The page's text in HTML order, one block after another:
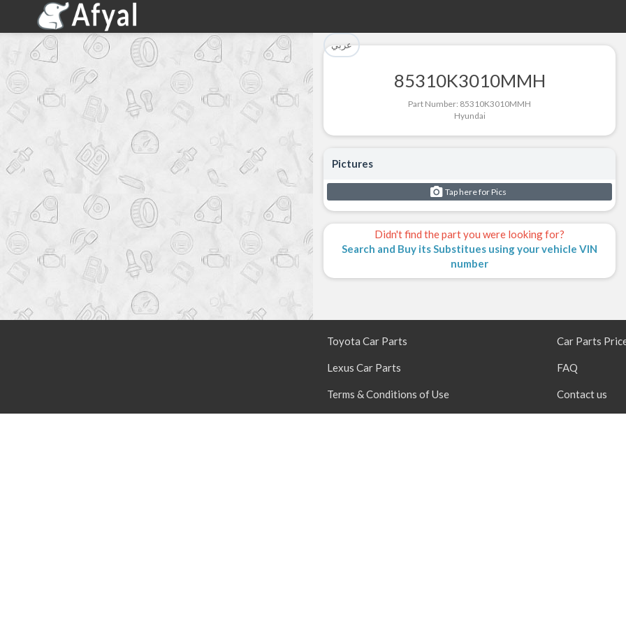
عربي
85310K3010MMH
Part Number: 85310K3010MMH
Hyundai
Pictures
Tap here for Pics
Didn't find the part you were looking for?
Search and Buy its Substitues using your vehicle VIN
number
Part Successfully Selected
Return to Search Page
Part Added to Cart
Checkout
Toyota Car Parts
Lexus Car Parts
Terms & Conditions of Use
Car Parts
FAQ
Contact us